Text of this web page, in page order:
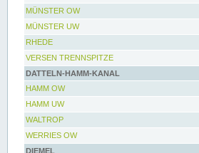
MÜNSTER OW
MÜNSTER UW
RHEDE
VERSEN TRENNSPITZE
DATTELN-HAMM-KANAL
HAMM OW
HAMM UW
WALTROP
WERRIES OW
DIEMEL